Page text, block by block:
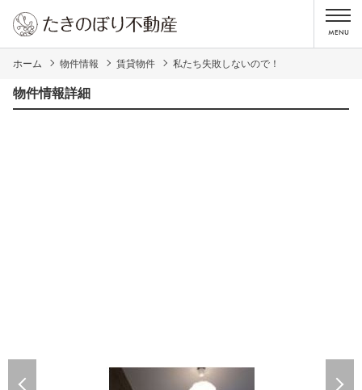
ホーム 物件情報 賃貸物件 私たち失敗しないので！
物件情報詳細